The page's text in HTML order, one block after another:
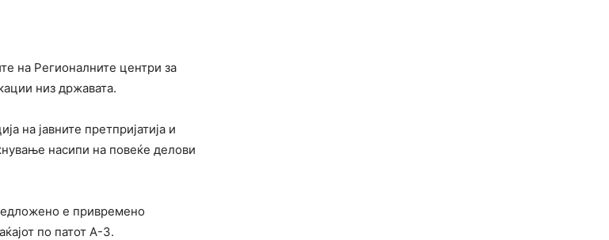
на Регионалните центри за
низ државата.
на јавните претпријатија и
насипи на повеќе делови
е привремено
по патот А-3.